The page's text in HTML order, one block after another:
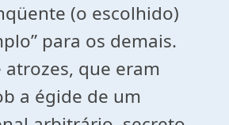
(o escolhido)
para os demais.
atrozes, que eram
a égide de um